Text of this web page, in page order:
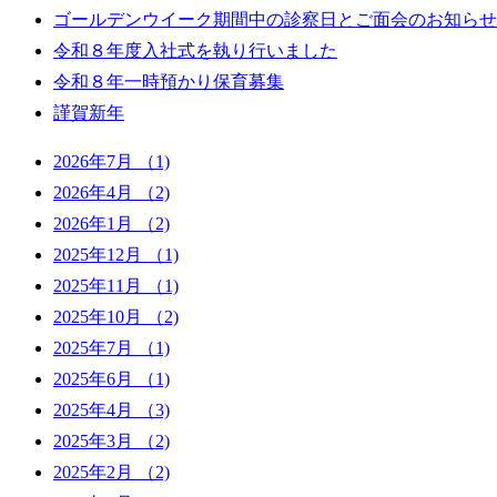
ゴールデンウイーク期間中の診察日とご面会のお知ら
令和８年度入社式を執り行いました
令和８年一時預かり保育募集
謹賀新年
2026年7月
（1)
2026年4月
（2)
2026年1月
（2)
2025年12月
（1)
2025年11月
（1)
2025年10月
（2)
2025年7月
（1)
2025年6月
（1)
2025年4月
（3)
2025年3月
（2)
2025年2月
（2)